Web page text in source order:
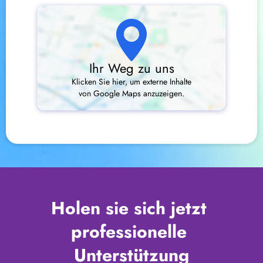
Ihr Weg zu uns
Klicken Sie hier, um externe Inhalte
von Google Maps anzuzeigen.
Holen sie sich jetzt
professionelle
Unterstützung